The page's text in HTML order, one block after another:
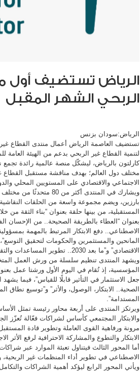
الرياض تستضيف أول
الربحي الشهر المقبل
الرياض:سودان بزنس
تستضيف العاصمة الرياض أعمال منتدى القطاع
كارلتون بالرياض، ليشكّل منصة عالمية رائدة تجمع
مختلف دول العالم؛ بهدف مناقشة مستقبل القطاع
الاجتماعي والاقتصادي على المستويين المحلي
ويشارك في المنتدى
بارزين، ويضم مجموعة واسعة من الحلقات
المستقبلية، من بينها حلقة بعنوان “بناء الثقة من
بعنوان “العطاء بالطريقة الصحيحة.. من الإحسان
الاصطناعي.. دفع الابتكار المرتبط بالمهمة
المانحين والمستثمرين والحكومات لتحقيق
الاقتصادي” و”ما بعد 2030.. تطوير المساعدات والتقنية والعمل الخيري”.
ويشهد المنتدى تنظيم سلسلة من ورش العمل
المؤسسية، إذ تُقام في اليوم الأول ورشتا عمل
جعل الاستثمار في التأثير قابلًا للقياس”، فيما
الصحية.. الابتكار، الوصول، والأثر” و”توسيع
المستدامة”.
ويرتكز المنتدى على أربعة محاور رئيسة تمثل
والابتكار المجتمعي كأساس لشراكات فعّالة تُعزّز
مرونة ورفاهية القوى العاملة وتطوير قادة
الابتكار والتطوع والمشاركة الاحترافية لرفع الأثر
أما المحور الثالث فيتناول تعبئة الموارد عبر
الاصطناعي في تطوير أداء المنظمات غير الربحية،
ويأتي المحور الرابع ليؤكد أهمية الشراكات